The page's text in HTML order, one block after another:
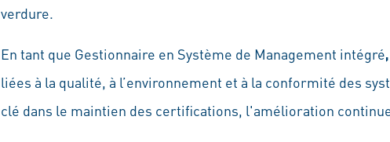
verdure.
En tant que Gestionnaire en Système de Management intégré,
liées à la qualité, à l’environnement et à la conformité des
clé dans le maintien des certifications, l'amélioration